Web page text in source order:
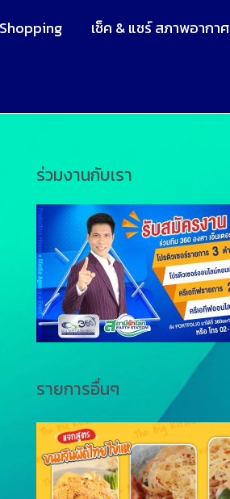
เช็ค & แชร์ สภาพอากาศ
ร่วมงานกับเรา
รายการอื่นๆ